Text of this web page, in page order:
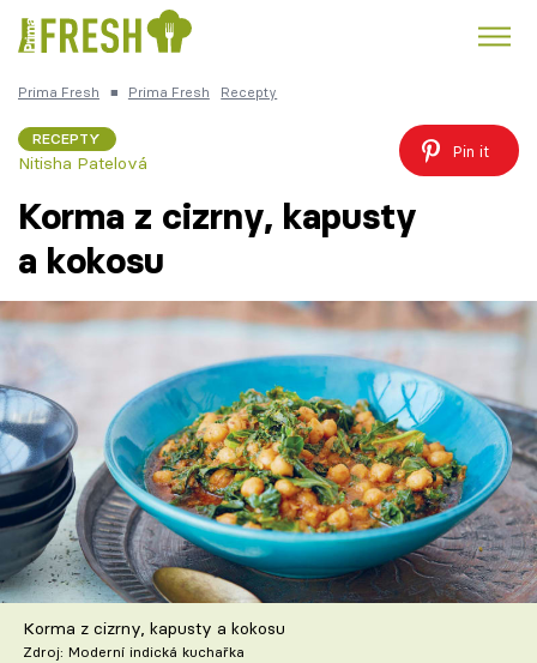
Česká kuchyně
Témata
Články
TV Program
Škola vaření
Recepty z TV
Prima Fresh ■ Prima Fresh Recepty
RECEPTY
Nitisha Patelová
Pin it
Korma z cizrny, kapusty
a kokosu
Korma z cizrny, kapusty a kokosu
Zdroj: Moderní indická kuchařka